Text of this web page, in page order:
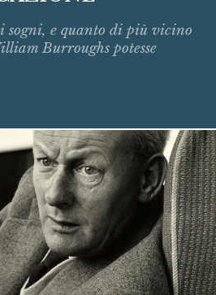
sogni, e quanto di più vicino
Burroughs potesse